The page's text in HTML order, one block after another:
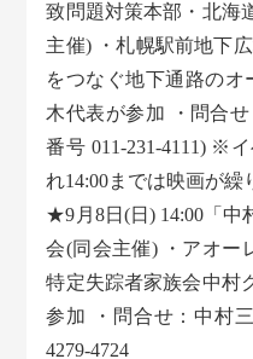
致問題対策本部・北海
主催) ・札幌駅前地下
をつなぐ地下通路のオ
木代表が参加 ・問合
番号 011-231-4111) ※
れ14:00までは映画が繰
★9月8日(日) 14:00「中
会(同会主催) ・アオー
特定失踪者家族会中村
参加 ・問合せ：中村
4279-4724